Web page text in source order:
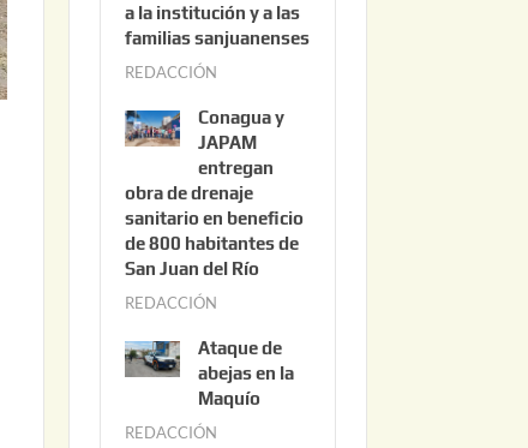
o
3
0
2
6
a la institución y a las
familias sanjuanenses
REDACCIÓN
n
i
o
3
0
0
2
6
Conagua y
JAPAM
entregan
obra de drenaje
sanitario en beneficio
de 800 habitantes de
San Juan del Río
REDACCIÓN
n
i
Ataque de
abejas en la
Maquío
REDACCIÓN